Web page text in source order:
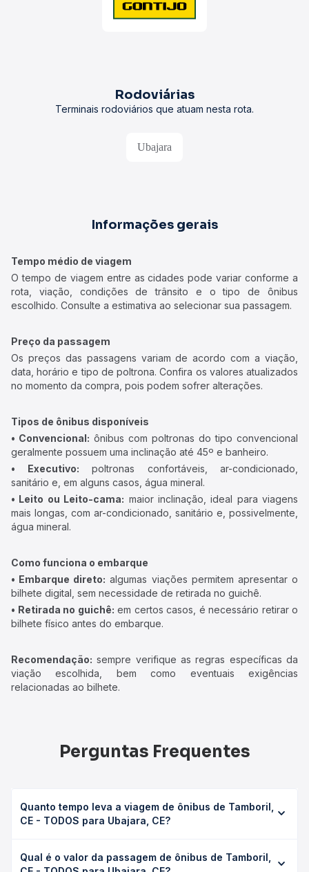
Rodoviárias
Terminais rodoviários que atuam nesta rota.
Ubajara
Informações gerais
Tempo médio de viagem
O tempo de viagem entre as cidades pode variar conforme a
rota, viação, condições de trânsito e o tipo de ônibus
escolhido. Consulte a estimativa ao selecionar sua passagem.
Preço da passagem
Os preços das passagens variam de acordo com a viação,
data, horário e tipo de poltrona. Confira os valores atualizados
no momento da compra, pois podem sofrer alterações.
Tipos de ônibus disponíveis
• Convencional: ônibus com poltronas do tipo convencional
geralmente possuem uma inclinação até 45º e banheiro.
• Executivo: poltronas confortáveis, ar-condicionado,
sanitário e, em alguns casos, água mineral.
• Leito ou Leito-cama: maior inclinação, ideal para viagens
mais longas, com ar-condicionado, sanitário e, possivelmente,
água mineral.
Como funciona o embarque
• Embarque direto: algumas viações permitem apresentar o
bilhete digital, sem necessidade de retirada no guichê.
• Retirada no guichê: em certos casos, é necessário retirar o
bilhete físico antes do embarque.
Recomendação: sempre verifique as regras específicas da
viação escolhida, bem como eventuais exigências
relacionadas ao bilhete.
Perguntas Frequentes
Quanto tempo leva a viagem de ônibus de Tamboril,
CE - TODOS para Ubajara, CE?
Ubajara, CE leva em média 3h 25min, podendo variar
Qual é o valor da passagem de ônibus de Tamboril,